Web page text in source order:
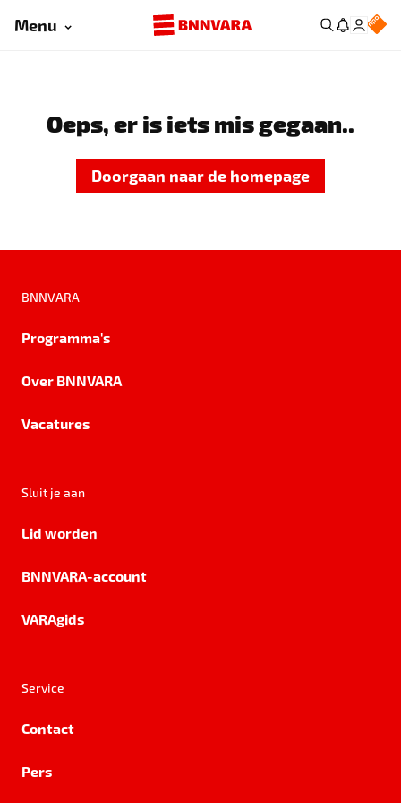
Menu
Oeps, er is iets mis gegaan..
Doorgaan naar de homepage
BNNVARA
Programma's
Over BNNVARA
Vacatures
Sluit je aan
Lid worden
BNNVARA-account
VARAgids
Service
Contact
Pers